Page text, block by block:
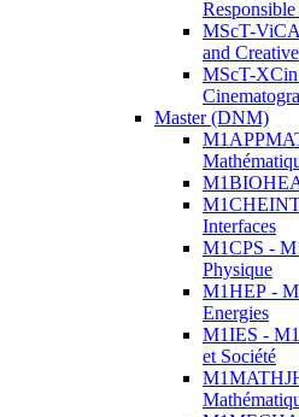
MScT-
and
MScT-XCin
Master (DNM)
Interfaces
M1CPS -
Physique
M1HEP -
Energies
M1IES -
et Société